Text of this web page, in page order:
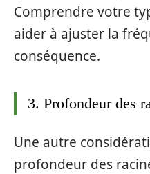
Comprendre votre
aider à ajuster la
conséquence.
3. Profondeur des
Une autre
profondeur des